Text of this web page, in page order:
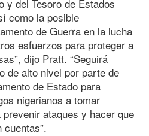
y del Tesoro de Estados
como la posible
de Guerra en la lucha
esfuerzos para proteger a
dijo Pratt. “Seguirá
de alto nivel por parte de
de Estado para
nigerianos a tomar
ataques y hacer que